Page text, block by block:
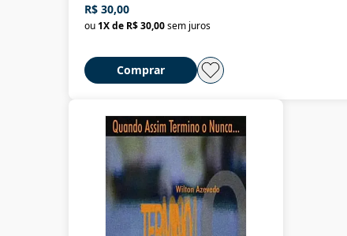
R$ 30,00
ou1X de R$ 30,00sem juros
Comprar